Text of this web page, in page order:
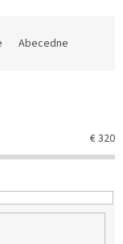
Abecedne
€320